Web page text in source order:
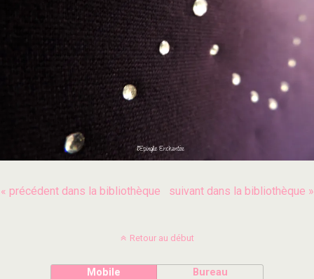
« précédent dans la bibliothèque suivant dans la bibliothèque »
Retour au début
Mobile Bureau